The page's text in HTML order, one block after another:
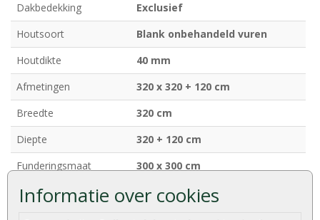
Informatie over cookies
Dakbedekking
Exclusief
Houtsoort
Blank onbehandeld vuren
Houtdikte
40 mm
Afmetingen
320 x 320 + 120 cm
Breedte
320 cm
Diepte
320 + 120 cm
Funderingsmaat
300 x 300 cm
Nokhoogte
ca. 245 cm